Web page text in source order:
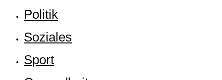
Poli­tik
Sozia­les
Sport